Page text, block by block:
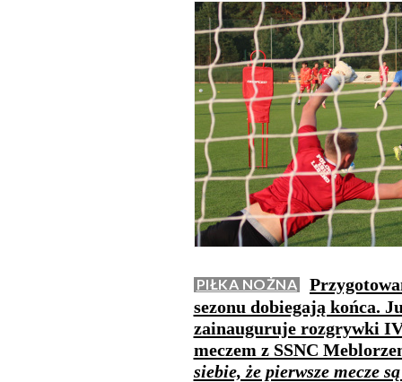
PIŁKA NOŻNA
sezonu dobiegają końca.
zainauguruje rozgrywki
meczem z SSNC
siebie, że pierwsze mecze